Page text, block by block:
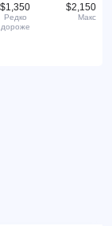
$1,350
Редко
дороже
$2,150
Макс